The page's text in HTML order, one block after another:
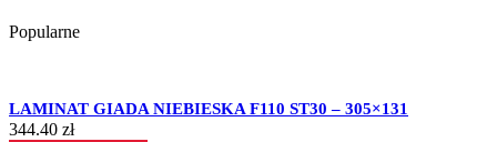
Popularne
LAMINAT GIADA NIEBIESKA F110 ST30 – 305×131
344.40 zł